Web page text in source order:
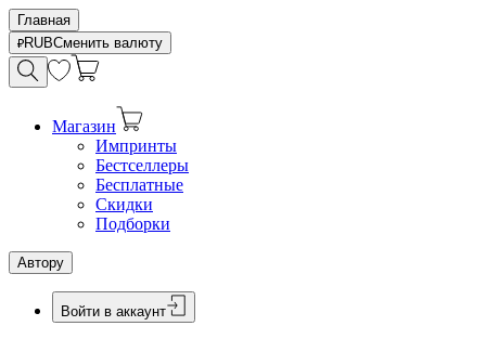
Главная
RUBСменить валюту
Магазин
Импринты
Бестселлеры
Бесплатные
Скидки
Подборки
Автору
Войти в аккаунт